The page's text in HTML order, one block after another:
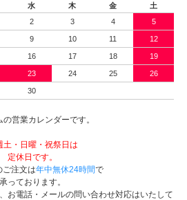
水 木 金
土
2 3 4 5
9 10 11 12
16 17 18 19
23 24 25 26
30
の営業カレンダーです。
土・日曜・祝祭日は
定休日です。
ご注文は年中無休24時間で
承っております。
お電話・メールの問い合わせ対応はいたして